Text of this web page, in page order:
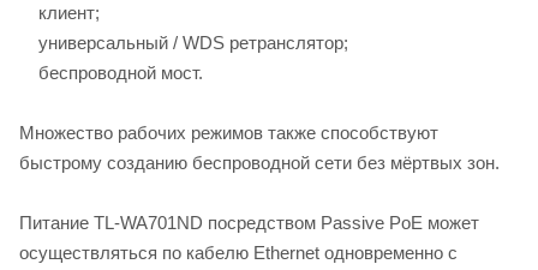
клиент;
универсальный / WDS ретранслятор;
беспроводной мост.
Множество рабочих режимов также способствуют
быстрому созданию беспроводной сети без мёртвых зон.
Питание TL-WA701ND посредством Passive PoE может
осуществляться по кабелю Ethernet одновременно с